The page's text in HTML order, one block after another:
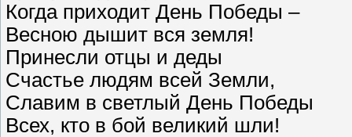
Когда приходит День Победы –
Весною дышит вся земля!
Принесли отцы и деды
Счастье людям всей Земли,
Славим в светлый День Победы
Всех, кто в бой великий шли!